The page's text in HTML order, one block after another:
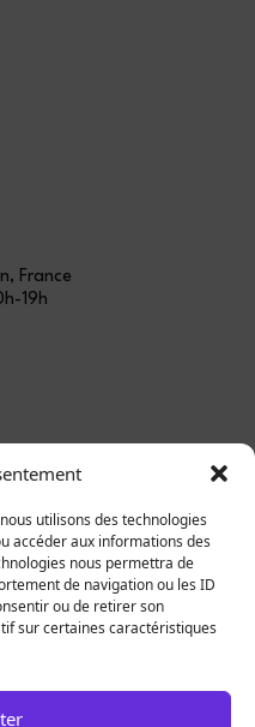
utilisons des technologies
accéder aux informations des
nous permettra de
de navigation ou les ID
ou de retirer son
sur certaines caractéristiques
France
19h